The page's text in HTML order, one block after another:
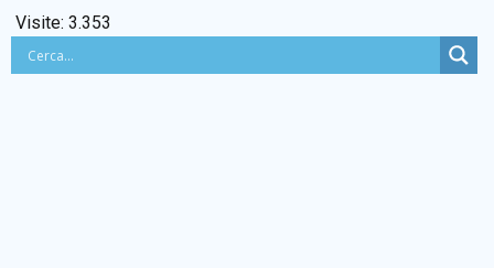
PERSONALE
Visite: 3.353